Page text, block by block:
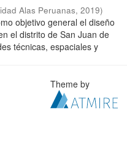
Alas Peruanas, 2019)
objetivo general el diseño
el distrito de San Juan de
técnicas, espaciales y
Theme by